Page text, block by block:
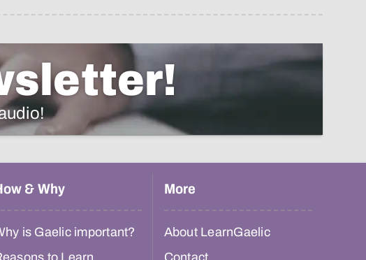
& Why
is Gaelic important?
More
About LearnGaelic